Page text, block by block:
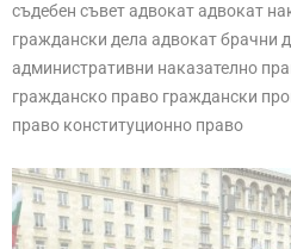
съдебен съвет адвокат адвокат
граждански дела адвокат брачни
административни наказателно
гражданско право граждански
право конституционно право